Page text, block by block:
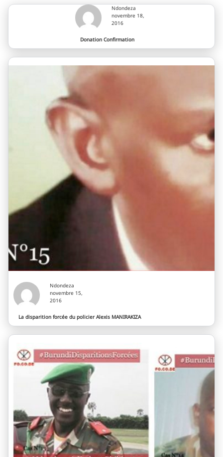
Ndondeza
novembre 18,
2016
Donation Confirmation
Ndondeza
novembre 15,
2016
La disparition forcée du policier Alexis MANIRAKIZA